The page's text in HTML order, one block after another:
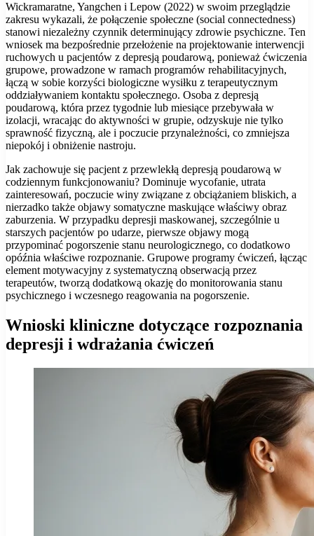
Wickramaratne, Yangchen i Lepow (2022) w swoim przeglądzie
zakresu wykazali, że połączenie społeczne (social connectedness)
stanowi niezależny czynnik determinujący zdrowie psychiczne. Ten
wniosek ma bezpośrednie przełożenie na projektowanie interwencji
ruchowych u pacjentów z depresją poudarową, ponieważ ćwiczenia
grupowe, prowadzone w ramach programów rehabilitacyjnych,
łączą w sobie korzyści biologiczne wysiłku z terapeutycznym
oddziaływaniem kontaktu społecznego. Osoba z depresją
poudarową, która przez tygodnie lub miesiące przebywała w
izolacji, wracając do aktywności w grupie, odzyskuje nie tylko
sprawność fizyczną, ale i poczucie przynależności, co zmniejsza
niepokój i obniżenie nastroju.
Jak zachowuje się pacjent z przewlekłą depresją poudarową w
codziennym funkcjonowaniu? Dominuje wycofanie, utrata
zainteresowań, poczucie winy związane z obciążaniem bliskich, a
nierzadko także objawy somatyczne maskujące właściwy obraz
zaburzenia. W przypadku depresji maskowanej, szczególnie u
starszych pacjentów po udarze, pierwsze objawy mogą
przypominać pogorszenie stanu neurologicznego, co dodatkowo
opóźnia właściwe rozpoznanie. Grupowe programy ćwiczeń, łącząc
element motywacyjny z systematyczną obserwacją przez
terapeutów, tworzą dodatkową okazję do monitorowania stanu
psychicznego i wczesnego reagowania na pogorszenie.
Wnioski kliniczne dotyczące rozpoznania
depresji i wdrażania ćwiczeń